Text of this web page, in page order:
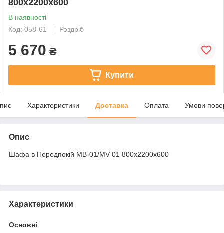
В наявності
Код: 058-61
Роздріб
5 670 ₴
Купити
Характеристики Доставка Оплата Умови
Опис
Шафа в Передпокій МВ-01/MV-01 800х2200х600
Характеристики
Основні